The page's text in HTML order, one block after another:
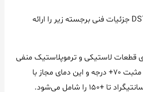
آویزهای کنترل سری DST جزئیات فنی برجسته زیر را ارائه
قطعات لاستیکی و ترموپلاستیک منفی
25 درجه سانتیگراد تا مثبت 70+ درجه و این دمای مجاز با